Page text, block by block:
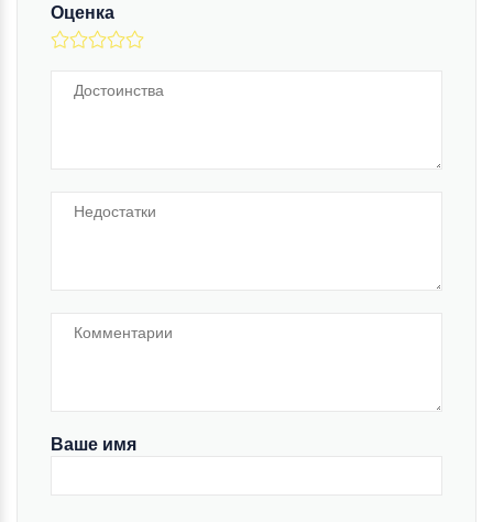
Оценка
Ваше имя